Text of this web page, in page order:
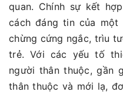
quan. Chính sự kết
cách đáng tin của một
chừng cứng ngắc, trìu
trẻ. Với các yếu tố
người thân thuộc, gần
thân thuộc và mới lạ,